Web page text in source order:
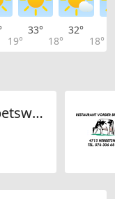
19°
33°
18°
32°
18°
Gasthof Reh Herbetswil AG